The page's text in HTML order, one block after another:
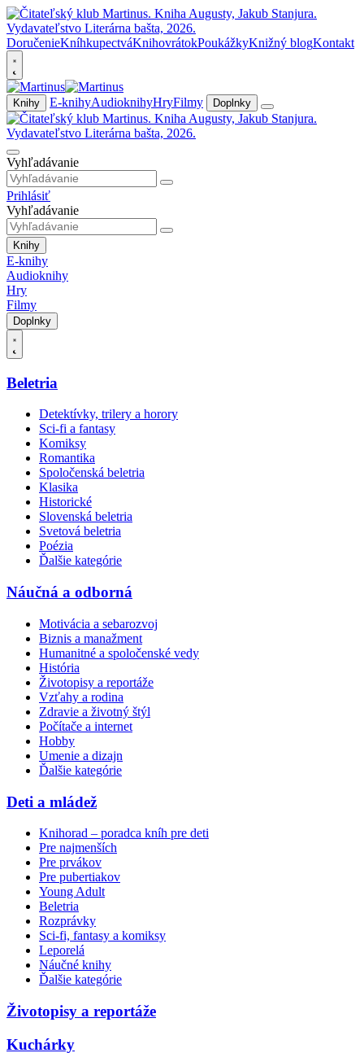
DoručenieKníhkupectváKnihovrátokPoukážkyKnižný blogKontakt
Knihy E-knihyAudioknihyHryFilmy Doplnky
Vyhľadávanie
Prihlásiť
Vyhľadávanie
Knihy
E-knihy
Audioknihy
Hry
Filmy
Doplnky
Beletria
Detektívky, trilery a horory
Sci-fi a fantasy
Komiksy
Romantika
Spoločenská beletria
Klasika
Historické
Slovenská beletria
Svetová beletria
Poézia
Ďalšie kategórie
Náučná a odborná
Motivácia a sebarozvoj
Biznis a manažment
Humanitné a spoločenské vedy
História
Životopisy a reportáže
Vzťahy a rodina
Zdravie a životný štýl
Počítače a internet
Hobby
Umenie a dizajn
Ďalšie kategórie
Deti a mládež
Knihorad – poradca kníh pre deti
Pre najmenších
Pre prvákov
Pre pubertiakov
Young Adult
Beletria
Rozprávky
Sci-fi, fantasy a komiksy
Leporelá
Náučné knihy
Ďalšie kategórie
Životopisy a reportáže
Kuchárky